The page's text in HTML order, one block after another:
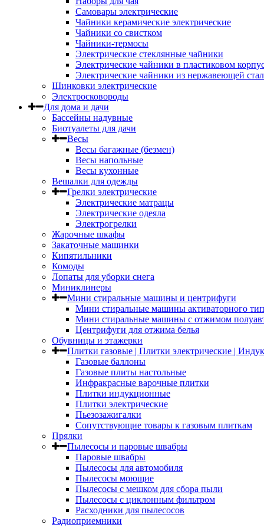
Самовары электрические
Чайники керамические электрические
Чайники со свистком
Чайники-термосы
Электрические стеклянные чайники
Электрические чайники в пластиковом
Электрические чайники из нержавеющей
Шинковки электрические
Электросковороды
Для дома и дачи
Бассейны надувные
Биотуалеты для дачи
Весы
Весы багажные (безмен)
Весы напольные
Весы кухонные
Вешалки для одежды
Грелки электрические
Электрические матрацы
Электрические одеяла
Электрогрелки
Жарочные шкафы
Закаточные машинки
Кипятильники
Комоды
Лопаты для уборки снега
Миниклинеры
Мини стиральные машины и центрифуги
Мини стиральные машины активаторного
Мини стиральные машины с отжимом
Центрифуги для отжима белья
Обувницы и этажерки
Плитки газовые | Плитки электрические |
Газовые баллоны
Газовые плиты настольные
Инфракрасные варочные плитки
Плитки индукционные
Плитки электрические
Пьезозажигалки
Сопутствующие товары к газовым плиткам
Прялки
Пылесосы и паровые швабры
Паровые швабры
Пылесосы для автомобиля
Пылесосы моющие
Пылесосы с мешком для сбора пыли
Пылесосы с циклонным фильтром
Расходники для пылесосов
Радиоприемники